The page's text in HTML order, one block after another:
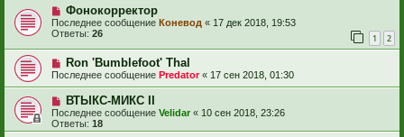
Фонокорректор
Последнее сообщение Коневод « 17 дек 2018, 19:53
Ответы: 26 1 2
Ron 'Bumblefoot' Thal
Последнее сообщение Predator« 17 сен 2018, 01:30
ВТЫКС-МИКС II
Последнее сообщение Velidar « 10 сен 2018, 23:26
Ответы: 18